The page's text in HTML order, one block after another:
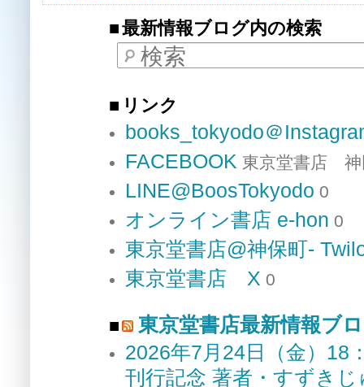
最新情報ブログ内の検索
検索
リンク
books_tokyodo＠
FACEBOOK 東京堂書店 神
LINE@BoosTokyodo 0
オンライン書店 e-hon 0
東京堂書店@神保町-
東京堂書店 X 0
東京堂書店最新情報ブ
2026年7月24日（金）18
刊行記念 著者・すずき